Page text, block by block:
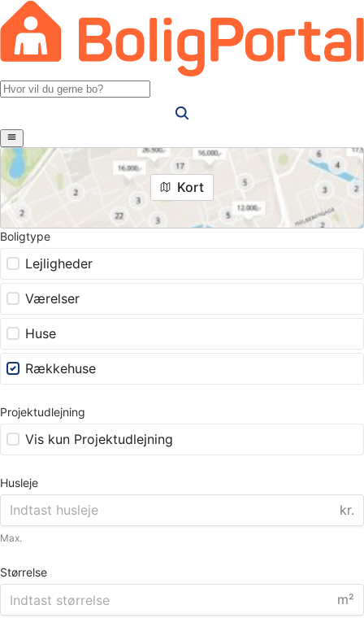
Kort
Boligtype
Lejligheder
Værelser
Huse
Rækkehuse
Projektudlejning
Vis kun Projektudlejning
Husleje
kr.
Max.
Størrelse
m²